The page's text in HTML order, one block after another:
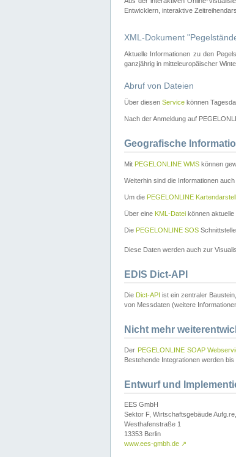
Entwicklern, interaktive
XML-Dokument
Aktuelle Informationen zu den
ganzjährig in mitteleuropäischer
Abruf von Dateien
Über diesen Service können
Nach der Anmeldung auf
Geografische
Mit PEGELONLINE WMS können
Weiterhin sind die Informationen auch
Um die PEGELONLINE
Über eine KML-Datei können
Die PEGELONLINE SOS
Diese Daten werden auch zur
EDIS Dict-API
Die Dict-API ist ein zentraler
von Messdaten (weitere
Nicht mehr
Der PEGELONLINE SOAP
Bestehende Integrationen werden
Entwurf und
EES GmbH
Sektor F, Wirtschaftsgebäude
Westhafenstraße 1
13353 Berlin
www.ees-gmbh.de ↗